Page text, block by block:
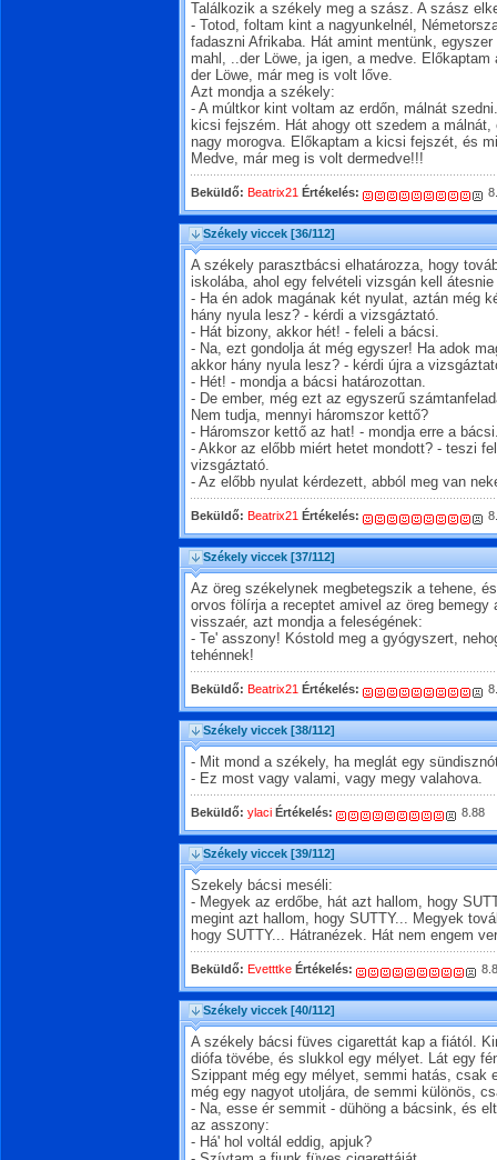
Találkozik a székely meg a szász. A szász
- Totod, foltam kint a nagyunkelnél,
fadaszni Afrikaba. Hát amint mentünk,
mahl, ..der Löwe, ja igen, a medve.
der Löwe, már meg is volt lőve.
Azt mondja a székely:
- A múltkor kint voltam az erdőn, málnát
kicsi fejszém. Hát ahogy ott szedem a
nagy morogva. Előkaptam a kicsi fejszét, és
Medve, már meg is volt dermedve!!!
Beküldő: Beatrix21 Értékelés:
Székely viccek [36/112]
A székely parasztbácsi elhatározza, hogy
iskolába, ahol egy felvételi vizsgán kell
- Ha én adok magának két nyulat, aztán még
hány nyula lesz? - kérdi a vizsgáztató.
- Hát bizony, akkor hét! - feleli a bácsi.
- Na, ezt gondolja át még egyszer! Ha adok
akkor hány nyula lesz? - kérdi újra a
- Hét! - mondja a bácsi határozottan.
- De ember, még ezt az egyszerű
Nem tudja, mennyi háromszor kettő?
- Háromszor kettő az hat! - mondja erre a
- Akkor az előbb miért hetet mondott? - teszi
vizsgáztató.
- Az előbb nyulat kérdezett, abból meg van
Beküldő: Beatrix21 Értékelés:
Székely viccek [37/112]
Az öreg székelynek megbetegszik a tehene,
orvos fölírja a receptet amivel az öreg bemegy
visszaér, azt mondja a feleségének:
- Te' asszony! Kóstold meg a gyógyszert,
tehénnek!
Beküldő: Beatrix21 Értékelés:
Székely viccek [38/112]
- Mit mond a székely, ha meglát egy
- Ez most vagy valami, vagy megy valahova.
Beküldő: ylaci Értékelés: 8.88
Székely viccek [39/112]
Szekely bácsi meséli:
- Megyek az erdőbe, hát azt hallom, hogy
megint azt hallom, hogy SUTTY... Megyek
hogy SUTTY... Hátranézek. Hát nem engem
Beküldő: Evetttke Értékelés:
Székely viccek [40/112]
A székely bácsi füves cigarettát kap a fiától.
diófa tövébe, és slukkol egy mélyet. Lát egy
Szippant még egy mélyet, semmi hatás, csak
még egy nagyot utoljára, de semmi különös,
- Na, esse ér semmit - dühöng a bácsink, és
az asszony:
- Há' hol voltál eddig, apjuk?